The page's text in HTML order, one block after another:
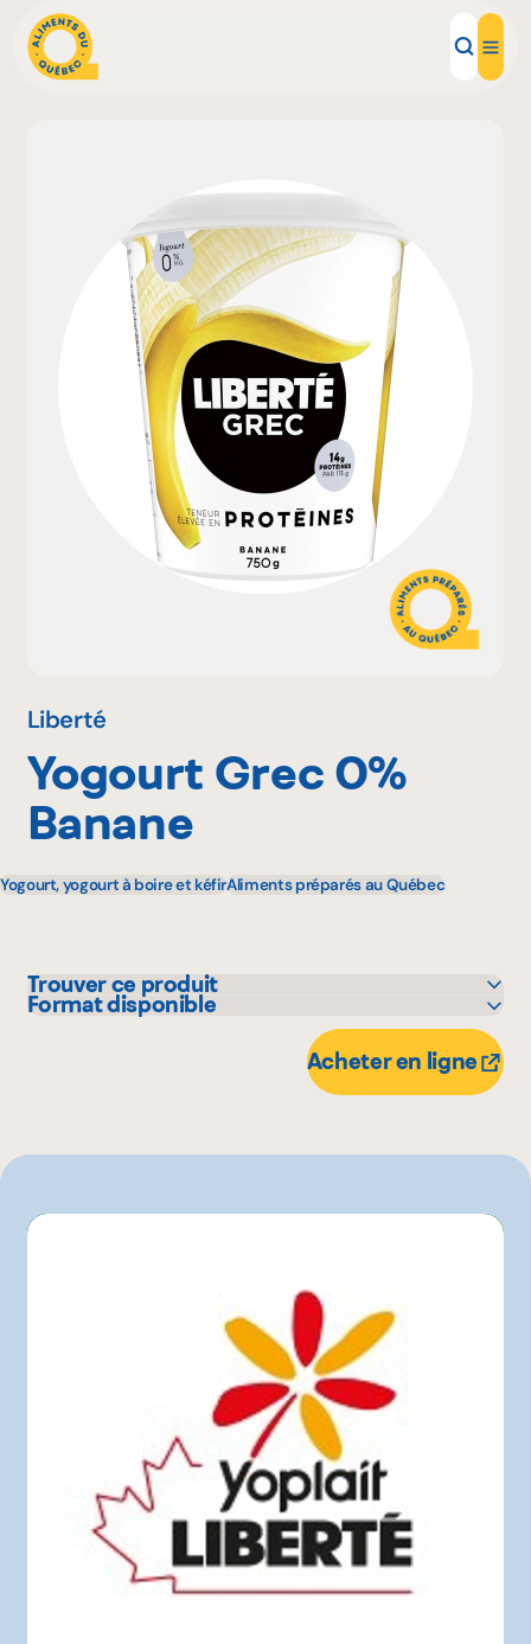
Aliments d'ici
Recettes
Inspirations d'ici
Restaurants
Institutions
À propos
Liberté
Yogourt Grec 0%
Banane
Yogourt, yogourt à boire et kéfirAliments préparés au Québec
Trouver ce produit
Adonis
Avril - supermarché santé
Provigo
Format disponible
Acheter en ligne